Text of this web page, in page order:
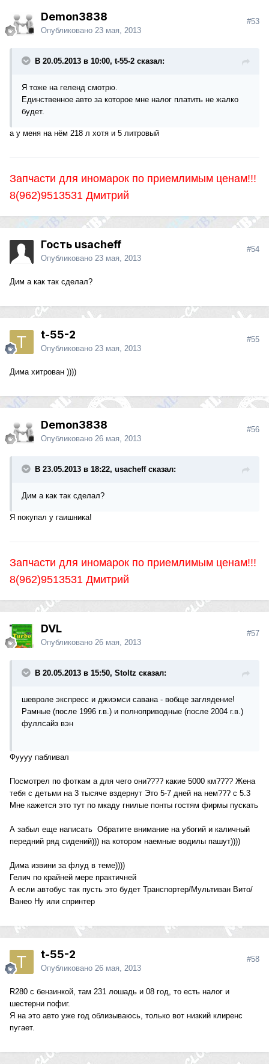
Demon3838
Опубликовано 23 мая, 2013
#53
В 20.05.2013 в 10:00, t-55-2 сказал:
Я тоже на геленд смотрю.
Единственное авто за которое мне налог платить не жалко
будет.
а у меня на нём 218 л хотя и 5 литровый
Запчасти для иномарок по приемлимым ценам!!!
8(962)9513531 Дмитрий
Гость usacheff
Опубликовано 23 мая, 2013
#54
Дим а как так сделал?
t-55-2
Опубликовано 23 мая, 2013
#55
Дима хитрован ))))
Demon3838
Опубликовано 26 мая, 2013
#56
В 23.05.2013 в 18:22, usacheff сказал:
Дим а как так сделал?
Я покупал у гаишника!
Запчасти для иномарок по приемлимым ценам!!!
8(962)9513531 Дмитрий
DVL
Опубликовано 26 мая, 2013
#57
В 20.05.2013 в 15:50, Stoltz сказал:
шевроле экспресс и джиэмси савана - вобще заглядение!
Рамные (после 1996 г.в.) и полноприводные (после 2004 г.в.)
фуллсайз вэн
Фуууу пабливал
Посмотрел по фоткам а для чего они???? какие 5000 км???? Жена
тебя с детьми на 3 тысяче вздернут Это 5-7 дней на нем??? с 5.3
Мне кажется это тут по мкаду гнилые понты гостям фирмы пускать
А забыл еще написать Обратите внимание на убогий и каличный
передний ряд сидений))) на котором наемные водилы пашут))))
Дима извини за флуд в теме))))
Гелич по крайней мере практичней
А если автобус так пусть это будет Транспортер/Мультиван Вито/
Ванео Ну или спринтер
t-55-2
Опубликовано 26 мая, 2013
#58
R280 с бензинкой, там 231 лошадь и 08 год, то есть налог и
шестерни пофиг.
Я на это авто уже год облизываюсь, только вот низкий клиренс
пугает.